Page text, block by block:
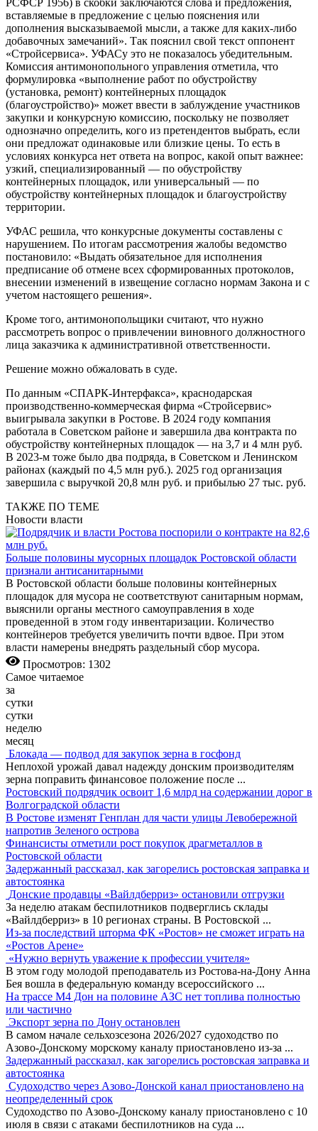
РСФСР 1956) в скобки заключаются слова и предложения,
вставляемые в предложение с целью пояснения или
дополнения высказываемой мысли, а также для каких-либо
добавочных замечаний». Так пояснил свой текст оппонент
«Стройсервиса». УФАСу это не показалось убедительным.
Комиссия антимонопольного управления отметила, что
формулировка «выполнение работ по обустройству
(установка, ремонт) контейнерных площадок
(благоустройство)» может ввести в заблуждение участников
закупки и конкурсную комиссию, поскольку не позволяет
однозначно определить, кого из претендентов выбрать, если
они предложат одинаковые или близкие цены. То есть в
условиях конкурса нет ответа на вопрос, какой опыт важнее:
узкий, специализированный — по обустройству
контейнерных площадок, или универсальный — по
обустройству контейнерных площадок и благоустройству
территории.
УФАС решила, что конкурсные документы составлены с
нарушением. По итогам рассмотрения жалобы ведомство
постановило: «Выдать обязательное для исполнения
предписание об отмене всех сформированных протоколов,
внесении изменений в извещение согласно нормам Закона и с
учетом настоящего решения».
Кроме того, антимонопольщики считают, что нужно
рассмотреть вопрос о привлечении виновного должностного
лица заказчика к административной ответственности.
Решение можно обжаловать в суде.
По данным «СПАРК-Интерфакса», краснодарская
производственно-коммерческая фирма «Стройсервис»
выигрывала закупки в Ростове. В 2024 году компания
работала в Советском районе и завершила два контракта по
обустройству контейнерных площадок — на 3,7 и 4 млн руб.
В 2023-м тоже было два подряда, в Советском и Ленинском
районах (каждый по 4,5 млн руб.). 2025 год организация
завершила с выручкой 20,8 млн руб. и прибылью 27 тыс. руб.
ТАКЖЕ ПО ТЕМЕ
Новости власти
Больше половины мусорных площадок Ростовской области
признали антисанитарными
В Ростовской области больше половины контейнерных
площадок для мусора не соответствуют санитарным нормам,
выяснили органы местного самоуправления в ходе
проведенной в этом году инвентаризации. Количество
контейнеров требуется увеличить почти вдвое. При этом
власти намерены внедрять раздельный сбор мусора.
Просмотров: 1302
Самое читаемое
за
сутки
сутки
неделю
месяц
Блокада — подвод для закупок зерна в госфонд
Неплохой урожай давал надежду донским производителям
зерна поправить финансовое положение после ...
Ростовский подрядчик освоит 1,6 млрд на содержании дорог в
Волгоградской области
В Ростове изменят Генплан для части улицы Левобережной
напротив Зеленого острова
Финансисты отметили рост покупок драгметаллов в
Ростовской области
Задержанный рассказал, как загорелись ростовская заправка и
автостоянка
Донские продавцы «Вайлдберриз» остановили отгрузки
За неделю атакам беспилотников подверглись склады
«Вайлдберриз» в 10 регионах страны. В Ростовской ...
Из-за последствий шторма ФК «Ростов» не сможет играть на
«Ростов Арене»
«Нужно вернуть уважение к профессии учителя»
В этом году молодой преподаватель из Ростова-на-Дону Анна
Бея вошла в федеральную команду всероссийского ...
На трассе М4 Дон на половине АЗС нет топлива полностью
или частично
Экспорт зерна по Дону остановлен
В самом начале сельхозсезона 2026/2027 судоходство по
Азово-Донскому морскому каналу приостановлено из-за ...
Задержанный рассказал, как загорелись ростовская заправка и
автостоянка
Судоходство через Азово-Донской канал приостановлено на
неопределенный срок
Судоходство по Азово-Донскому каналу приостановлено с 10
июля в связи с атаками беспилотников на суда ...